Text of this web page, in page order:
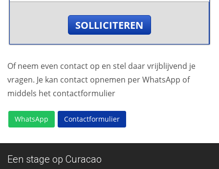
SOLLICITEREN
Of neem even contact op en stel daar vrijblijvend je
vragen. Je kan contact opnemen per WhatsApp of
middels het contactformulier
WhatsApp Contactformulier
Een stage op Curacao